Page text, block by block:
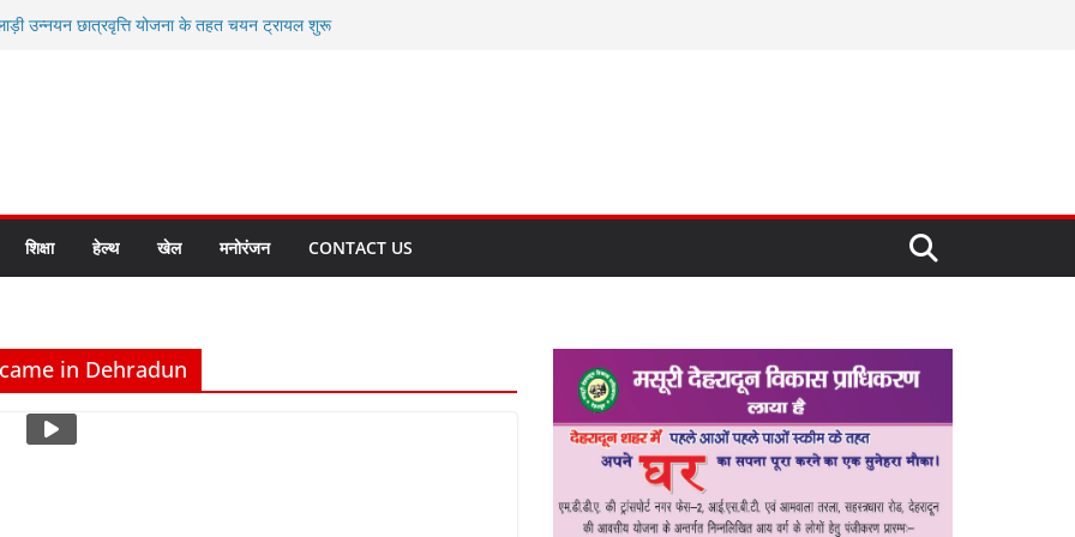
उन्नयन छात्रवृत्ति योजना के तहत चयन ट्रायल शुरू
आपदा मित्र कैडेट्स का हुआ है चयन
की सबसे बड़ी ताकत : मुख्यमंत्री पुष्कर सिंह धामी
बनाने के संकल्प को करना होगा साकार- मुख्यमंत्री
शिक्षा हेल्थ खेल मनोरंजन CONTACT US
in Dehradun